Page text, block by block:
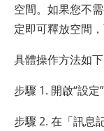
空間。如果您不
定即可釋放空間
具體操作方法如下
步驟 1. 開啟“設定
步驟 2. 在「訊息